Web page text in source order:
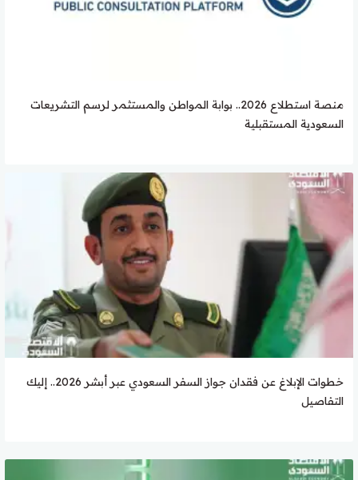
منصة استطلاع 2026.. بوابة المواطن والمستثمر لرسم التشريعات
السعودية المستقبلية
خطوات الإبلاغ عن فقدان جواز السفر السعودي عبر أبشر 2026.. إليك
التفاصيل